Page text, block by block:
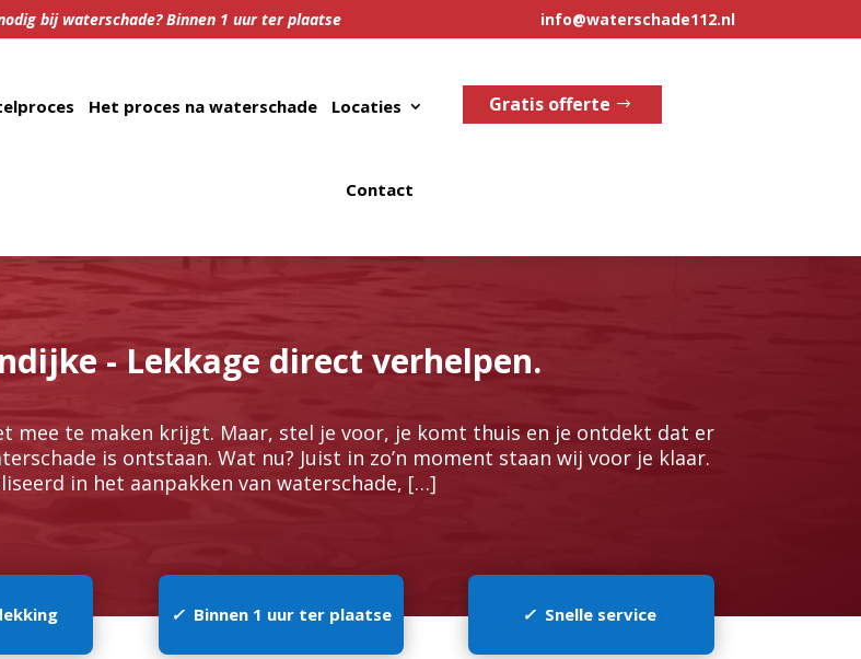
bij waterschade? Binnen 1 uur ter plaatse info@waterschade112.nl
Het proces na waterschade Locaties
Contact
Gratis offerte
- Lekkage direct verhelpen.
mee te maken krijgt.​ Maar, stel je voor, je komt thuis en je ontdekt dat er
is ontstaan.​ Wat nu? Juist in zo’n moment staan wij voor je klaar.​
in het aanpakken van waterschade, […]
✓Binnen 1 uur ter plaatse ✓Snelle service